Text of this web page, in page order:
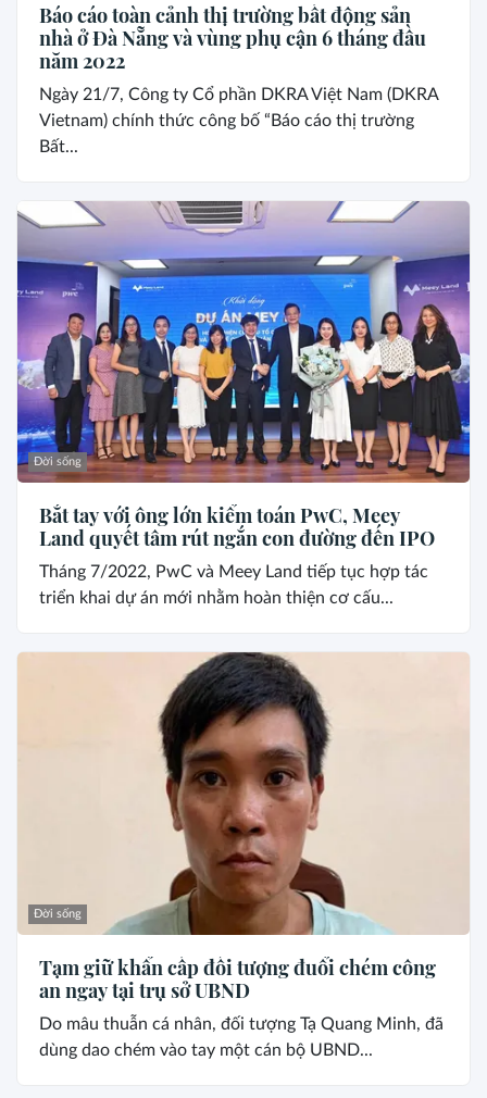
Báo cáo toàn cảnh thị trường bất động sản
nhà ở Đà Nẵng và vùng phụ cận 6 tháng đầu
năm 2022
Ngày 21/7, Công ty Cổ phần DKRA Việt Nam (DKRA
Vietnam) chính thức công bố “Báo cáo thị trường
Bất...
Đời sống
Bắt tay với ông lớn kiểm toán PwC, Meey
Land quyết tâm rút ngắn con đường đến IPO
Tháng 7/2022, PwC và Meey Land tiếp tục hợp tác
triển khai dự án mới nhằm hoàn thiện cơ cấu...
Đời sống
Tạm giữ khẩn cấp đối tượng đuổi chém công
an ngay tại trụ sở UBND
Do mâu thuẫn cá nhân, đối tượng Tạ Quang Minh, đã
dùng dao chém vào tay một cán bộ UBND...